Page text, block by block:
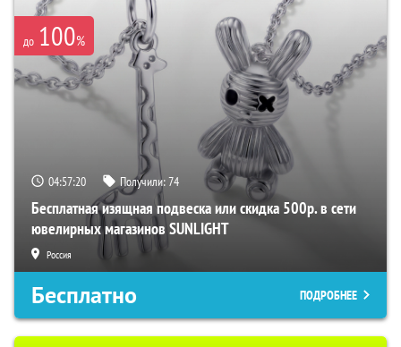
до 100%
04:57:19 Получили:74
Бесплатная изящная подвеска или скидка 500р. в сети
ювелирных магазинов SUNLIGHT
Россия
Бесплатно ПОДРОБНЕЕ